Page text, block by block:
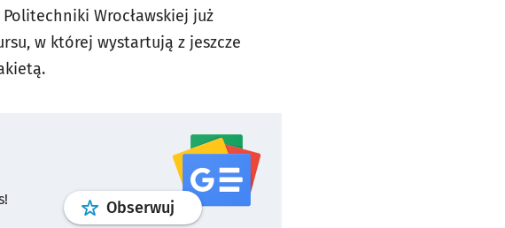
Wrocławskiej już
w której wystartują z jeszcze
Obserwuj profilgoogle news